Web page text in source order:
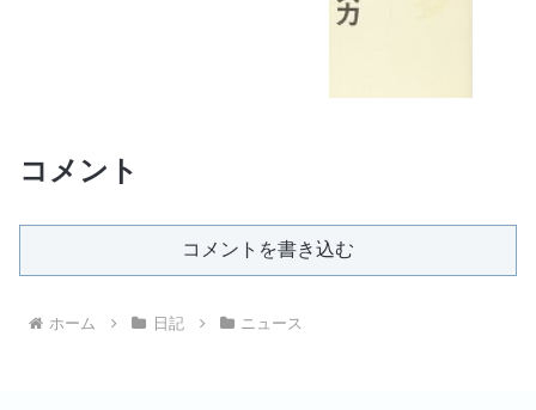
コメント
コメントを書き込む
ホーム 日記 ニュース